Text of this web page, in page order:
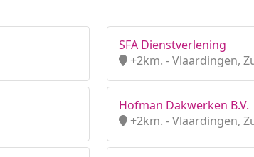
SFA Dienstverlening
+2km. - Vlaardingen,
Hofman Dakwerken B.V.
+2km. - Vlaardingen,